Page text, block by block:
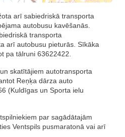
arī sabiedriskā transporta
autobusu kavēšanās.
transporta
arī autobusu pieturās. Sīkāka
pa tālruni 63622422.
skatītājiem autotransporta
Reņķa dārza auto
(Kuldīgas un Sporta ielu
par sagādātajām
Ventspils pusmaratonā vai arī